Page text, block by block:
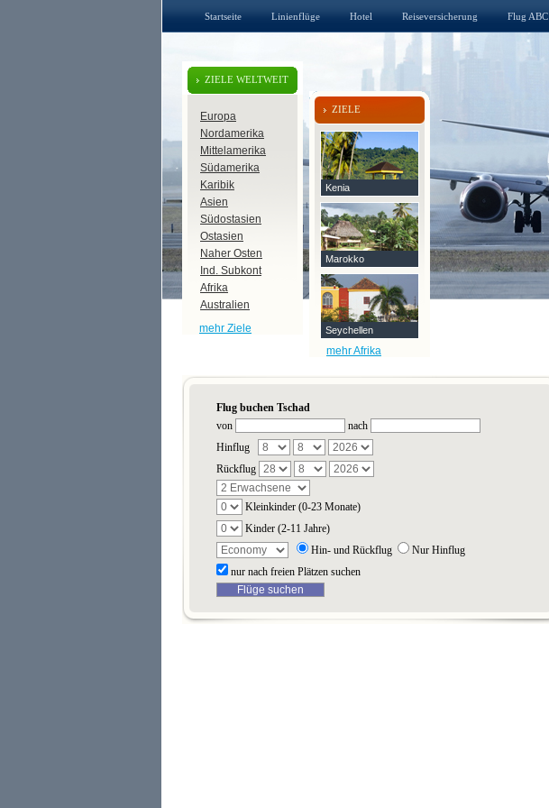
Startseite Linienflüge Hotel Reiseversicherung Flug ABC
ZIELE WELTWEIT
Europa
Nordamerika
Mittelamerika
Südamerika
Karibik
Asien
Südostasien
Ostasien
Naher Osten
Ind. Subkont
Afrika
Australien
mehr Ziele
ZIELE
Kenia
Marokko
Seychellen
mehr Afrika
Flug buchen Tschad
von
nach
Hinflug
Rückflug
Kleinkinder (0-23 Monate)
Kinder (2-11 Jahre)
Hin- und Rückflug
Nur Hinflug
nur nach freien Plätzen suchen